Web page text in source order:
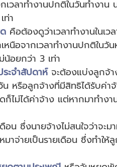
เวลาทำงานปกติในวันทำงาน
ท่า
คือต้องดูว่าเวลาทำงานในเ
หนือจากเวลาทำงานปกติใน
น้อยกว่า 3 เท่า
ะจำสัปดาห์ จะต้องแบ่งลูกจ้า
ก็ไม่ได้ค่าจ้าง แต่หากมาทำง
าจ่ายเป็นรายเดือน ซึ่งทำให้